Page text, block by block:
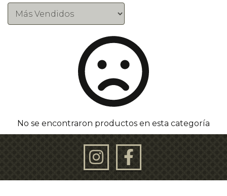
No se encontraron productos en esta categoría